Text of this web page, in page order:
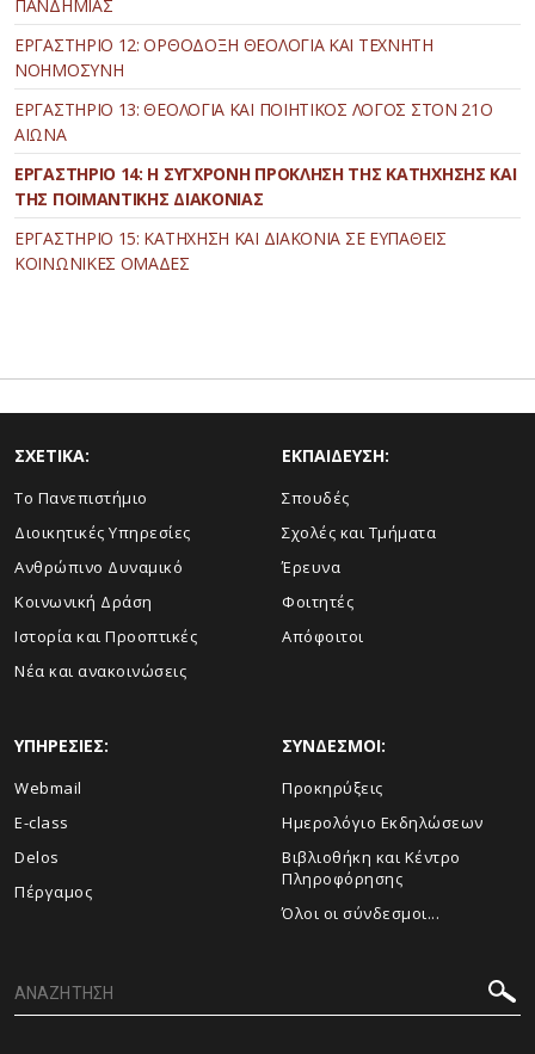
ΠΑΝΔΗΜΙΑΣ
ΕΡΓΑΣΤΗΡΙΟ 12: ΟΡΘΟΔΟΞΗ ΘΕΟΛΟΓΙΑ ΚΑΙ ΤΕΧΝΗΤΗ
ΝΟΗΜΟΣΥΝΗ
ΕΡΓΑΣΤΗΡΙΟ 13: ΘΕΟΛΟΓΙΑ ΚΑΙ ΠΟΙΗΤΙΚΟΣ ΛΟΓΟΣ ΣΤΟΝ 21Ο
ΑΙΩΝΑ
ΕΡΓΑΣΤΗΡΙΟ 14: Η ΣΥΓΧΡΟΝΗ ΠΡΟΚΛΗΣΗ ΤΗΣ ΚΑΤΗΧΗΣΗΣ ΚΑΙ
ΤΗΣ ΠΟΙΜΑΝΤΙΚΗΣ ΔΙΑΚΟΝΙΑΣ
ΕΡΓΑΣΤΗΡΙΟ 15: ΚΑΤΗΧΗΣΗ ΚΑΙ ΔΙΑΚΟΝΙΑ ΣΕ ΕΥΠΑΘΕΙΣ
ΚΟΙΝΩΝΙΚΕΣ ΟΜΑΔΕΣ
ΣΧΕΤΙΚΑ:
Το Πανεπιστήμιο
Διοικητικές Υπηρεσίες
Ανθρώπινο Δυναμικό
Κοινωνική Δράση
Ιστορία και Προοπτικές
Νέα και ανακοινώσεις
ΕΚΠΑΙΔΕΥΣΗ:
Σπουδές
Σχολές και Τμήματα
Έρευνα
Φοιτητές
Απόφοιτοι
ΥΠΗΡΕΣΙΕΣ:
Webmail
E-class
Delos
Πέργαμος
ΣΥΝΔΕΣΜΟΙ:
Προκηρύξεις
Ημερολόγιο Εκδηλώσεων
Βιβλιοθήκη και Κέντρο
Πληροφόρησης
Όλοι οι σύνδεσμοι...